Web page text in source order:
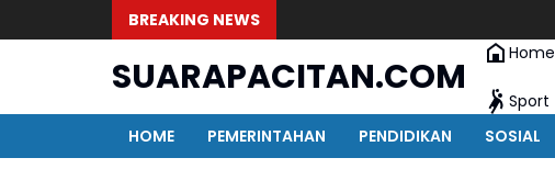
BREAKING NEWS
SUARAPACITAN.COM
Home
Sport
HOME
PEMERINTAHAN PENDIDIKAN SOSIAL